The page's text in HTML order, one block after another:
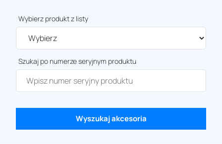
Wybierz produkt z listy
Szukaj po numerze seryjnym produktu